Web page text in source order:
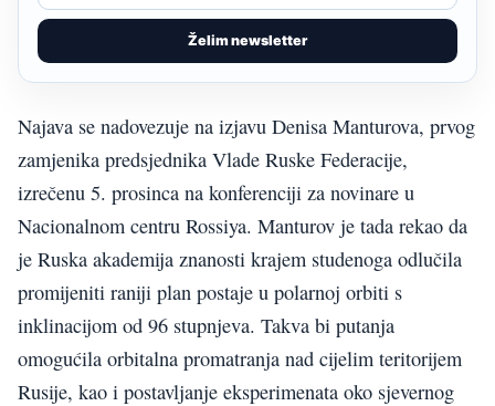
Želim newsletter
Najava se nadovezuje na izjavu Denisa Manturova, prvog
zamjenika predsjednika Vlade Ruske Federacije,
izrečenu 5. prosinca na konferenciji za novinare u
Nacionalnom centru Rossiya. Manturov je tada rekao da
je Ruska akademija znanosti krajem studenoga odlučila
promijeniti raniji plan postaje u polarnoj orbiti s
inklinacijom od 96 stupnjeva. Takva bi putanja
omogućila orbitalna promatranja nad cijelim teritorijem
Rusije, kao i postavljanje eksperimenata oko sjevernog